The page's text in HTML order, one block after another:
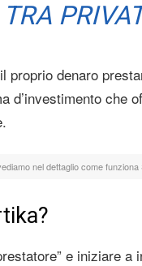
TRA
denaro
d’investimento che
nel dettaglio come funziona
e iniziare